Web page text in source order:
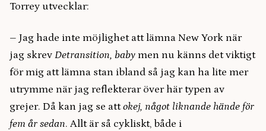
Torrey utvecklar:
– Jag hade inte möjlighet att lämna New York när
jag skrev Detransition, baby men nu känns det viktigt
för mig att lämna stan ibland så jag kan ha lite mer
utrymme när jag reflekterar över här typen av
grejer. Då kan jag se attokej, något liknande hände för
fem år sedan. Allt är så cykliskt, både i